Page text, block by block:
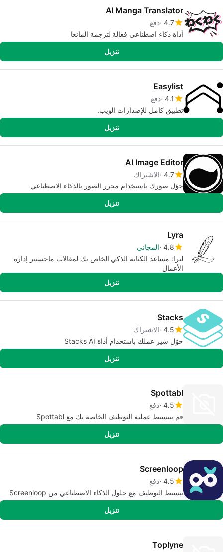
AI Manga Translator
4.7 دفع
أداة ذكاء اصطناعي فعالة لترجمة المانغا
تنزيل
Easylist
4.1 دفع
تطبيق كامل للإصدارات الويب.
تنزيل
AI Image Editor
4.7 الاشتراك
حوّل صورك باستخدام محرر الصور بالذكاء الاصطناعي
تنزيل
Lyra
4.8 المجاني
ليرا: مساعد الكتابة الذكي الخاص بك لمقالات ماجستير إدارة
الأعمال
تنزيل
Stacks
4.5 الاشتراك
حوّل سير عملك باستخدام أداة Stacks AI
تنزيل
Spottabl
4.5 دفع
قم بتبسيط عملية التوظيف الخاصة بك مع Spottabl
تنزيل
Screenloop
4.5 دفع
تبسيط التوظيف مع حلول الذكاء الاصطناعي من Screenloop
تنزيل
Toplyne